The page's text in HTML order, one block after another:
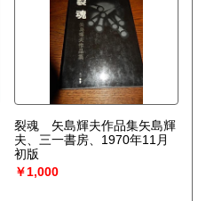
裂魂 矢島輝夫作品集矢島輝
夫、三一書房、1970年11月
初版
￥1,000